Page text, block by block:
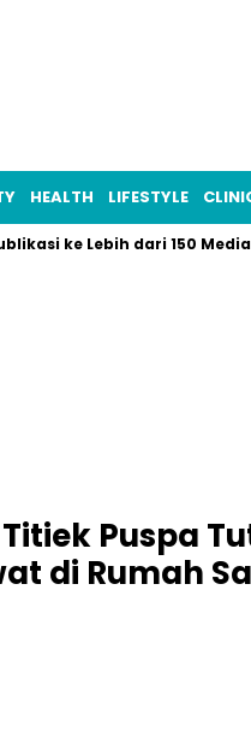
HEALTH LIFESTYLE
ke Lebih dari 150
Puspa
di Rumah